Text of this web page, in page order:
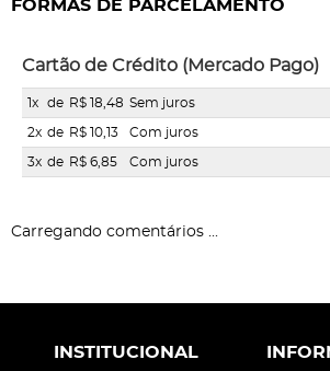
FORMAS DE PARCELAMENTO
Cartão de Crédito (Mercado Pago)
1x de R$ 18,48 Sem juros
2x de R$ 10,13 Com juros
3x de R$ 6,85 Com juros
Carregando comentários ...
INSTITUCIONAL